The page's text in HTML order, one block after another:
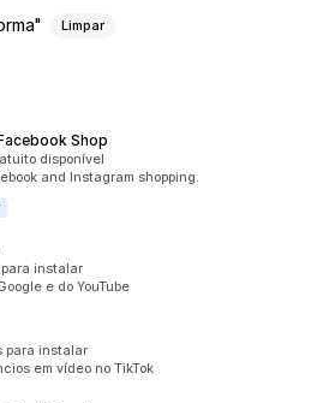
Limpar
Shop
disponível
and Instagram shopping.
instalar
e do YouTube
para instalar
em vídeo no TikTok